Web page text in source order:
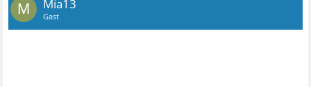
M Mia13
Gast